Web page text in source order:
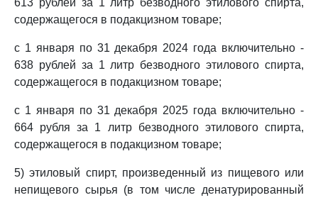
613 рублей за 1 литр безводного этилового спирта,
содержащегося в подакцизном товаре;
с 1 января по 31 декабря 2024 года включительно -
638 рублей за 1 литр безводного этилового спирта,
содержащегося в подакцизном товаре;
с 1 января по 31 декабря 2025 года включительно -
664 рубля за 1 литр безводного этилового спирта,
содержащегося в подакцизном товаре;
5) этиловый спирт, произведенный из пищевого или
непищевого сырья (в том числе денатурированный